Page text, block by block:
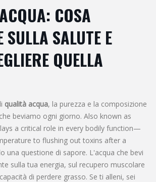
COSA
SULLA SALUTE E
QUELLA
qualità acqua, la purezza e la composizione
beviamo ogni giorno. Also known as
a critical role in every bodily function—
to flushing out toxins after a
una questione di sapore. L'acqua che bevi
sulla tua energia, sul recupero muscolare
di perdere grasso. Se ti alleni, sei